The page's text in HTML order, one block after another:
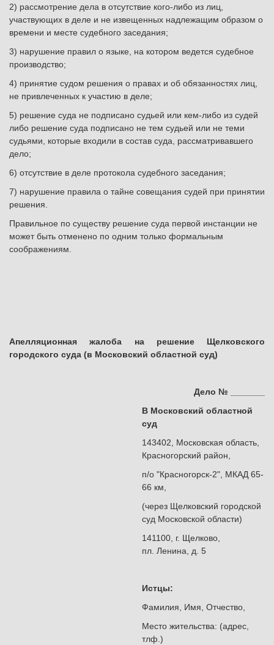
2) рассмотрение дела в отсутствие кого-либо из лиц,
участвующих в деле и не извещенных надлежащим образом о
времени и месте судебного заседания;
3) нарушение правил о языке, на котором ведется судебное
производство;
4) принятие судом решения о правах и об обязанностях лиц,
не привлеченных к участию в деле;
5) решение суда не подписано судьей или кем-либо из судей
либо решение суда подписано не тем судьей или не теми
судьями, которые входили в состав суда, рассматривавшего
дело;
6) отсутствие в деле протокола судебного заседания;
7) нарушение правила о тайне совещания судей при принятии
решения.
Правильное по существу решение суда первой инстанции не
может быть отменено по одним только формальным
соображениям.
Апелляционная жалоба на решение Щелковского
городского суда (в Московский областной суд)
Дело № _______
В Московский областной
суд
143402, Московская область,
Красногорский район,
п/о "Красногорск-2", МКАД 65-
66 км,
(через Щелковский городской
суд Московской области)
141100, г. Щелково,
пл. Ленина, д. 5
Истцы:
Фамилия, Имя, Отчество,
Место жительства: (адрес,
тлф.)